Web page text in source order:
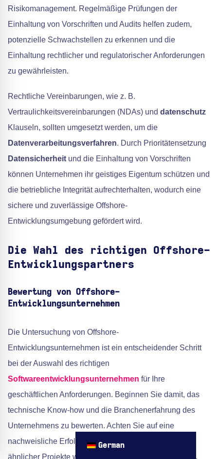
Risikomanagement. Regelmäßige Prüfungen der
Einhaltung von Vorschriften und Audits helfen zudem,
potenzielle Schwachstellen zu erkennen und die
Einhaltung rechtlicher und regulatorischer Anforderungen
zu gewährleisten.
Rechtliche Vereinbarungen, wie z. B.
Vertraulichkeitsvereinbarungen (NDAs) und datenschutz
Klauseln, sollten umgesetzt werden, um die
Datenverarbeitungsverfahren. Durch Prioritätensetzung
Datensicherheit und die Einhaltung von Vorschriften
können Unternehmen ihr geistiges Eigentum schützen und
die betriebliche Integrität aufrechterhalten, wodurch eine
sichere und zuverlässige Offshore-
Entwicklungsumgebung gefördert wird.
Die Wahl des richtigen Offshore-
Entwicklungspartners
Bewertung von Offshore-
Entwicklungsunternehmen
Die Untersuchung von Offshore-
Entwicklungsunternehmen ist ein entscheidender Schritt
bei der Auswahl des richtigen
Softwareentwicklungsunternehmen für Ihre
geschäftlichen Anforderungen. Beginnen Sie damit, das
technische Know-how und die Branchenerfahrung des
Unternehmens zu bewerten. Achten Sie auf eine
nachweisliche Erfolgsbilanz bei der Durchführung
ähnlicher Projekte wie dem Ihren. So stellen Sie sicher,
German